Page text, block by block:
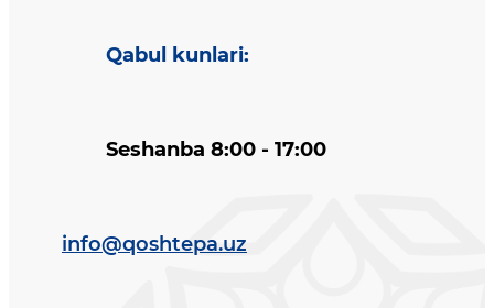
Qabul kunlari:
Seshanba 8:00 - 17:00
info@qoshtepa.uz